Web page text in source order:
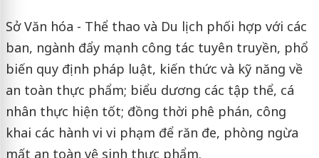
Sở Văn hóa - Thể thao và Du lịch phối hợp với các
ban, ngành đẩy mạnh công tác tuyên truyền, phổ
biến quy định pháp luật, kiến thức và kỹ năng về
an toàn thực phẩm; biểu dương các tập thể, cá
nhân thực hiện tốt; đồng thời phê phán, công
khai các hành vi vi phạm để răn đe, phòng ngừa
mất an toàn vệ sinh thực phẩm.